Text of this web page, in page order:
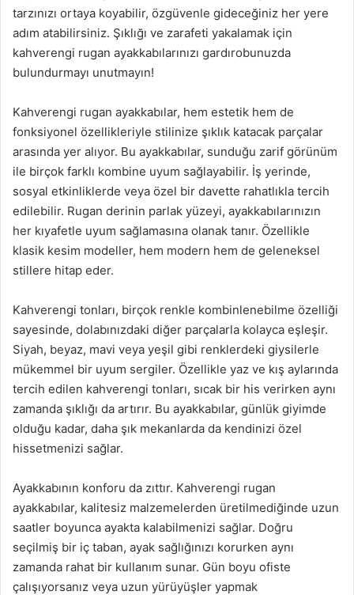
tarzınızı ortaya koyabilir, özgüvenle gideceğiniz her yere
adım atabilirsiniz. Şıklığı ve zarafeti yakalamak için
kahverengi rugan ayakkabılarınızı gardırobunuzda
bulundurmayı unutmayın!
Kahverengi rugan ayakkabılar, hem estetik hem de
fonksiyonel özellikleriyle stilinize şıklık katacak parçalar
arasında yer alıyor. Bu ayakkabılar, sunduğu zarif görünüm
ile birçok farklı kombine uyum sağlayabilir. İş yerinde,
sosyal etkinliklerde veya özel bir davette rahatlıkla tercih
edilebilir. Rugan derinin parlak yüzeyi, ayakkabılarınızın
her kıyafetle uyum sağlamasına olanak tanır. Özellikle
klasik kesim modeller, hem modern hem de geleneksel
stillere hitap eder.
Kahverengi tonları, birçok renkle kombinlenebilme özelliği
sayesinde, dolabınızdaki diğer parçalarla kolayca eşleşir.
Siyah, beyaz, mavi veya yeşil gibi renklerdeki giysilerle
mükemmel bir uyum sergiler. Özellikle yaz ve kış aylarında
tercih edilen kahverengi tonları, sıcak bir his verirken aynı
zamanda şıklığı da artırır. Bu ayakkabılar, günlük giyimde
olduğu kadar, daha şık mekanlarda da kendinizi özel
hissetmenizi sağlar.
Ayakkabının konforu da zıttır. Kahverengi rugan
ayakkabılar, kalitesiz malzemelerden üretilmediğinde uzun
saatler boyunca ayakta kalabilmenizi sağlar. Doğru
seçilmiş bir iç taban, ayak sağlığınızı korurken aynı
zamanda rahat bir kullanım sunar. Gün boyu ofiste
çalışıyorsanız veya uzun yürüyüşler yapmak